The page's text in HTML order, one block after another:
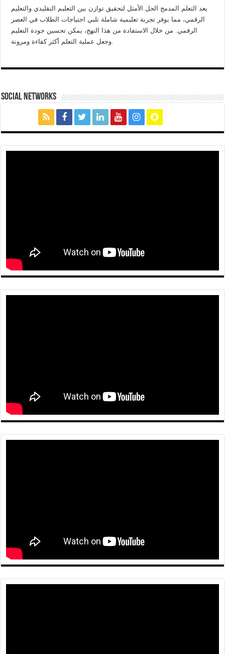
يعد التعلم المدمج الحل الأمثل لتحقيق توازن بين التعليم التقليدي والتعليم
الرقمي، مما يوفر تجربة تعليمية شاملة تلبي احتياجات الطلاب في العصر
الرقمي. من خلال الاستفادة من هذا النهج، يمكن تحسين جودة التعليم
social networks